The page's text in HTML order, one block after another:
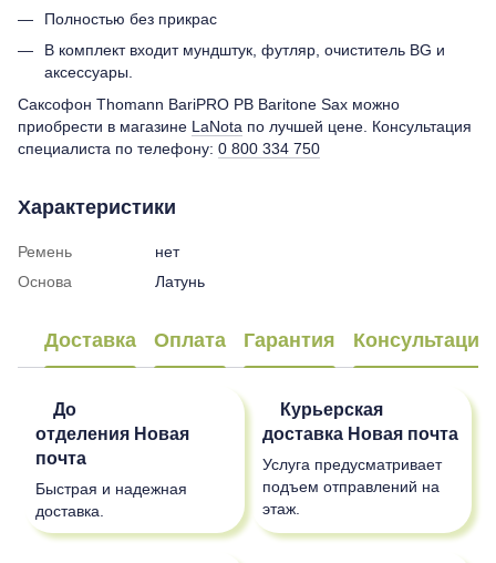
Полностью без прикрас
В комплект входит мундштук, футляр, очиститель BG и
аксессуары.
Саксофон Thomann BariPRO PB Baritone Sax можно
приобрести в магазине LaNota по лучшей цене. Консультация
специалиста по телефону: 0 800 334 750
Характеристики
Ремень
нет
Основа
Латунь
Доставка Оплата Гарантия Консультация
До
отделения Новая
почта
Быстрая и надежная
доставка.
Курьерская
доставка Новая почта
Услуга предусматривает
подъем отправлений на
этаж.